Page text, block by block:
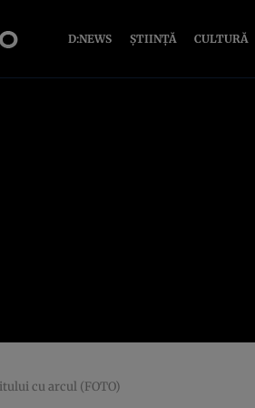
D:NEWS ȘTIINȚĂ CULTURĂ
cu arcul (FOTO)